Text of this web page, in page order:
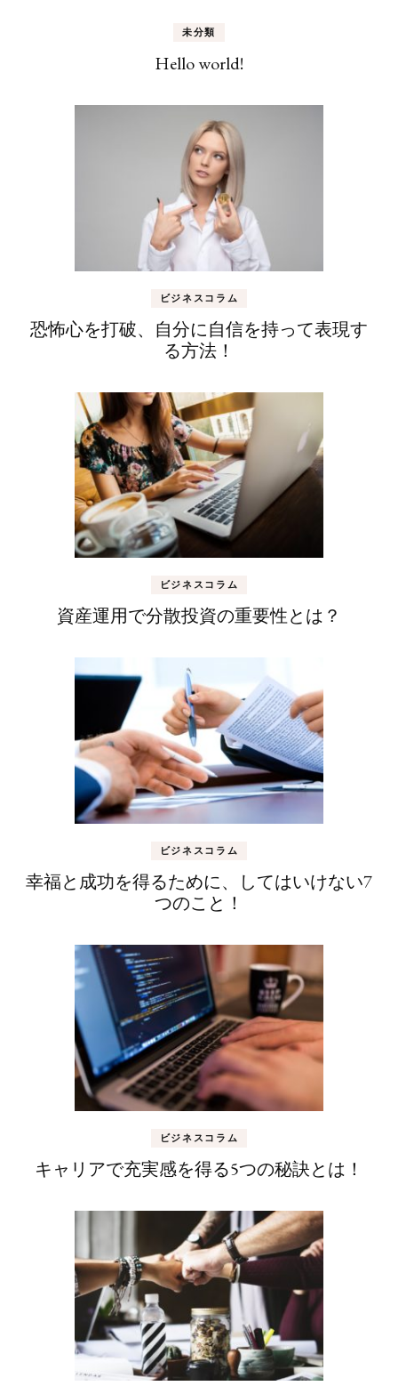
未分類
Hello world!
ビジネスコラム
恐怖心を打破、自分に自信を持って表現す
る方法！
ビジネスコラム
資産運用で分散投資の重要性とは？
ビジネスコラム
幸福と成功を得るために、してはいけない7
つのこと！
ビジネスコラム
キャリアで充実感を得る5つの秘訣とは！